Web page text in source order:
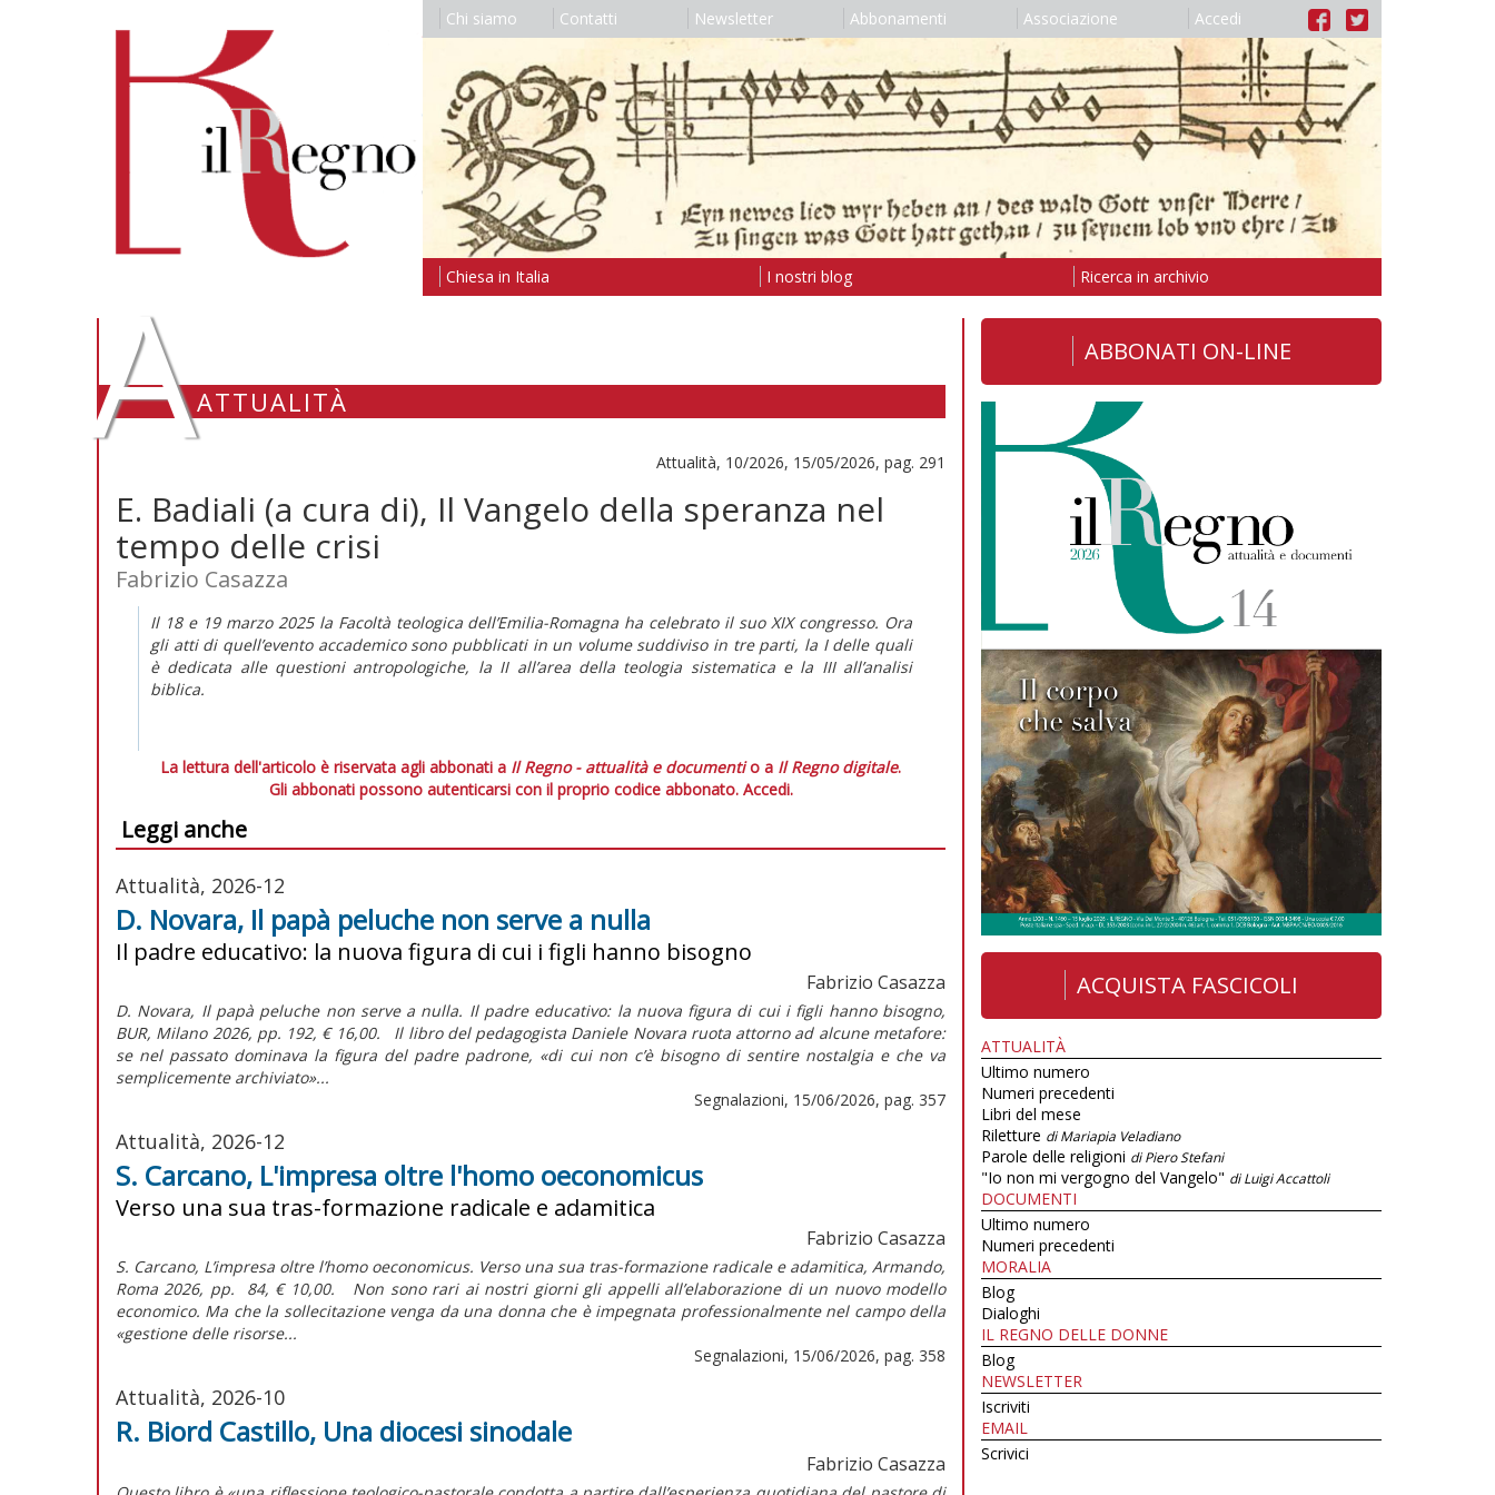
Chi siamo Contatti Newsletter Abbonamenti Associazione Accedi
Chiesa in Italia I nostri blog Ricerca in archivio
AATTUALITÀ
Attualità, 10/2026, 15/05/2026, pag. 291
E. Badiali (a cura di), Il Vangelo della speranza nel
tempo delle crisi
Fabrizio Casazza
Il 18 e 19 marzo 2025 la Facoltà teologica dell’Emilia-Romagna ha celebrato il suo XIX congresso. Ora
gli atti di quell’evento accademico sono pubblicati in un volume suddiviso in tre parti, la I delle quali
è dedicata alle questioni antropologiche, la II all’area della teologia sistematica e la III all’analisi
biblica.
La lettura dell'articolo è riservata agli abbonati a Il Regno - attualità e documentio a Il Regno digitale.
Gli abbonati possono autenticarsi con il proprio codice abbonato. Accedi.
Leggi anche
Attualità, 2026-12
D. Novara, Il papà peluche non serve a nulla
Il padre educativo: la nuova figura di cui i figli hanno bisogno
Fabrizio Casazza
D. Novara, Il papà peluche non serve a nulla. Il padre educativo: la nuova figura di cui i figli hanno bisogno,
BUR, Milano 2026, pp. 192, € 16,00. Il libro del pedagogista Daniele Novara ruota attorno ad alcune metafore:
se nel passato dominava la figura del padre padrone, «di cui non c’è bisogno di sentire nostalgia e che va
semplicemente archiviato»...
Segnalazioni, 15/06/2026, pag. 357
Attualità, 2026-12
S. Carcano, L'impresa oltre l'homo oeconomicus
Verso una sua tras-formazione radicale e adamitica
Fabrizio Casazza
S. Carcano, L’impresa oltre l’homo oeconomicus. Verso una sua tras-formazione radicale e adamitica, Armando,
Roma 2026, pp. 84, € 10,00. Non sono rari ai nostri giorni gli appelli all’elaborazione di un nuovo modello
economico. Ma che la sollecitazione venga da una donna che è impegnata professionalmente nel campo della
«gestione delle risorse...
Segnalazioni, 15/06/2026, pag. 358
Attualità, 2026-10
R. Biord Castillo, Una diocesi sinodale
Fabrizio Casazza
ABBONATI ON-LINE
ACQUISTA FASCICOLI
ATTUALITÀ
Ultimo numero
Numeri precedenti
Libri del mese
Riletture di Mariapia Veladiano
Parole delle religioni di Piero Stefani
"Io non mi vergogno del Vangelo" di Luigi Accattoli
DOCUMENTI
Ultimo numero
Numeri precedenti
MORALIA
Blog
Dialoghi
IL REGNO DELLE DONNE
Blog
NEWSLETTER
Iscriviti
EMAIL
Scrivici